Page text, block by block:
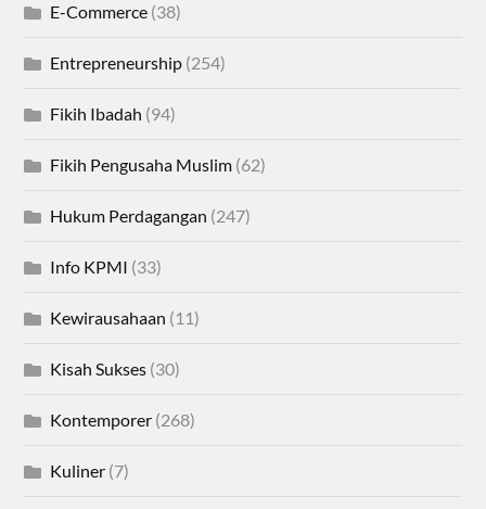
E-Commerce (38)
Entrepreneurship (254)
Fikih Ibadah (94)
Fikih Pengusaha Muslim (62)
Hukum Perdagangan (247)
Info KPMI (33)
Kewirausahaan (11)
Kisah Sukses (30)
Kontemporer (268)
Kuliner (7)